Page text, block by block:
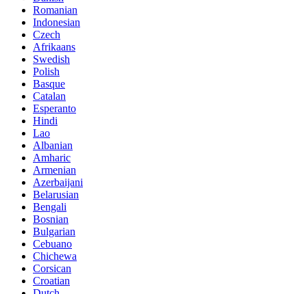
Romanian
Indonesian
Czech
Afrikaans
Swedish
Polish
Basque
Catalan
Esperanto
Hindi
Lao
Albanian
Amharic
Armenian
Azerbaijani
Belarusian
Bengali
Bosnian
Bulgarian
Cebuano
Chichewa
Corsican
Croatian